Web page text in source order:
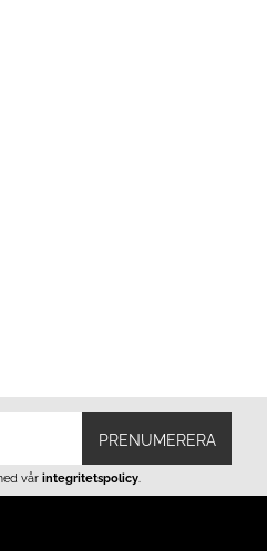
PRENUMERERA
vår integritetspolicy.